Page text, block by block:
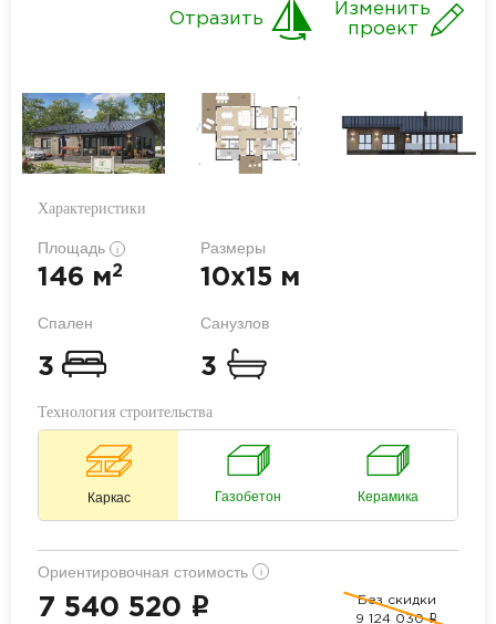
Изменить
проект
Отразить
Характеристики
Площадь i
146 м2
Размеры
10x15 м
Спален
3
Санузлов
3
Технология строительства
Каркас Газобетон Керамика
Ориентировочная стоимость i
7 540 520 i
Без скидки
9 124 030 i